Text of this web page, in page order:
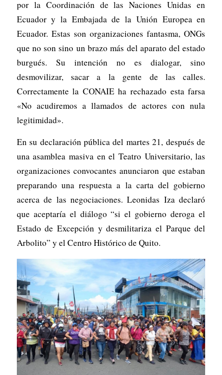
por la Coordinación de las Naciones Unidas en
Ecuador y la Embajada de la Unión Europea en
Ecuador. Estas son organizaciones fantasma, ONGs
que no son sino un brazo más del aparato del estado
burgués. Su intención no es dialogar, sino
desmovilizar, sacar a la gente de las calles.
Correctamente la CONAIE ha rechazado esta farsa
«No acudiremos a llamados de actores con nula
legitimidad».
En su declaración pública del martes 21, después de
una asamblea masiva en el Teatro Universitario, las
organizaciones convocantes anunciaron que estaban
preparando una respuesta a la carta del gobierno
acerca de las negociaciones. Leonidas Iza declaró
que aceptaría el diálogo “si el gobierno deroga el
Estado de Excepción y desmilitariza el Parque del
Arbolito” y el Centro Histórico de Quito.